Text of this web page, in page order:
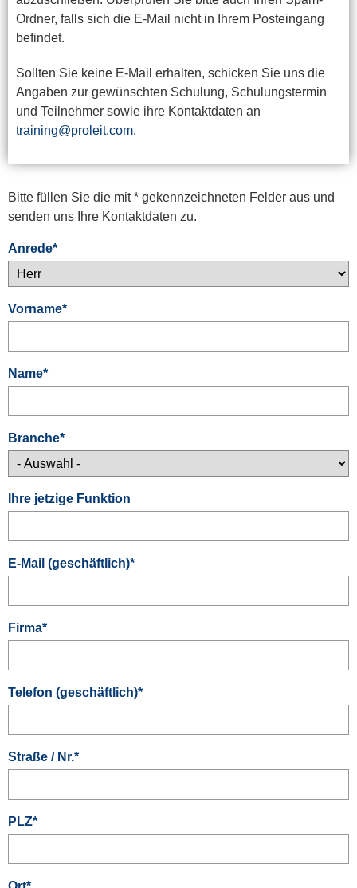
Partner
Über
ProLeiT
Ordner, falls sich die E-Mail nicht in Ihrem Posteingang
befindet.
Sollten Sie keine E-Mail erhalten, schicken Sie uns die
Angaben zur gewünschten Schulung, Schulungstermin
und Teilnehmer sowie ihre Kontaktdaten an
training@proleit.com.
Bitte füllen Sie die mit * gekennzeichneten Felder aus und
senden uns Ihre Kontaktdaten zu.
Anrede*
Vorname*
Name*
Branche*
Ihre jetzige Funktion
E-Mail (geschäftlich)*
Firma*
Telefon (geschäftlich)*
Straße / Nr.*
PLZ*